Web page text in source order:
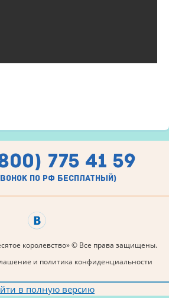
775 41 59
по рф бесплатный)
королевство» © Все права защищены.
и политика конфиденциальности
в полную версию